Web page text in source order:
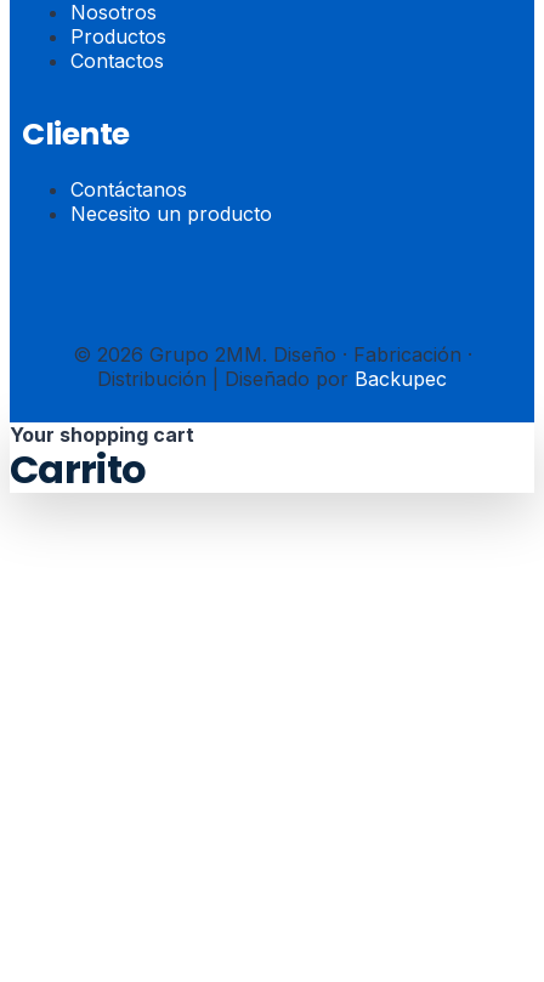
Nosotros
Productos
Contactos
Cliente
Contáctanos
Necesito un producto
© 2026 Grupo 2MM. Diseño · Fabricación ·
Distribución | Diseñado por Backupec
Your shopping cart
Carrito